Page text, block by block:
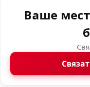
Ваше